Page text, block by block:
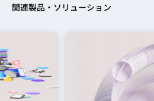
関連製品・ソリューション